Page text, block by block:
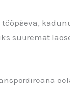
suuremat